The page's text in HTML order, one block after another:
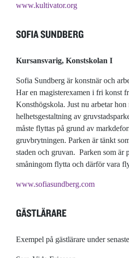
www.kultivator.org
SOFIA SUNDBERG
Kursansvarig, Konstskolan I
Sofia Sundberg är konstnär och
Har en magisterexamen i fri konst
Konsthögskola. Just nu arbetar hon
helhetsgestaltning av
måste flyttas på grund av
gruvbrytningen. Parken är tänkt
staden och gruvan. Parken som är
småningom flytta och därför vara
www.sofiasundberg.com
GÄSTLÄRARE
Exempel på gästlärare under